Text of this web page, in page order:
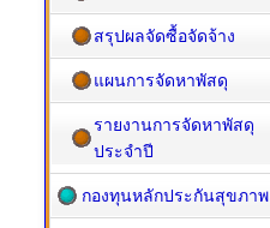
สรุปผลจัดซื้อจัดจ้าง
แผนการจัดหาพัสดุ
รายงานการจัดหาพัสดุ
ประจำปี
กองทุนหลักประกันสุขภาพ